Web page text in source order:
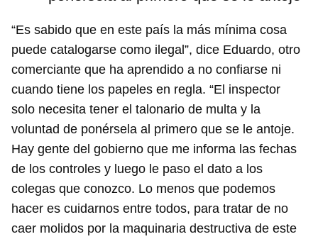
“Es sabido que en este país la más mínima cosa
puede catalogarse como ilegal”, dice Eduardo, otro
comerciante que ha aprendido a no confiarse ni
cuando tiene los papeles en regla. “El inspector
solo necesita tener el talonario de multa y la
voluntad de ponérsela al primero que se le antoje.
Hay gente del gobierno que me informa las fechas
de los controles y luego le paso el dato a los
colegas que conozco. Lo menos que podemos
hacer es cuidarnos entre todos, para tratar de no
caer molidos por la maquinaria destructiva de este